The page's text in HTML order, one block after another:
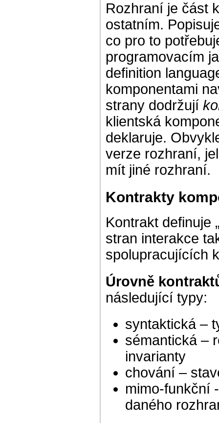
Rozhraní je část
ostatním.
co pro to
programovacím
definition
komponentami
strany dodržují
klientská
deklaruje.
verze rozhraní,
mít jiné rozhraní.
Kontrakty
Kontrakt definuje
stran interakce
spolupracujících
Úrovně
následující typy:
syntaktická –
sémantická –
invarianty
chování –
mimo-funkční
daného